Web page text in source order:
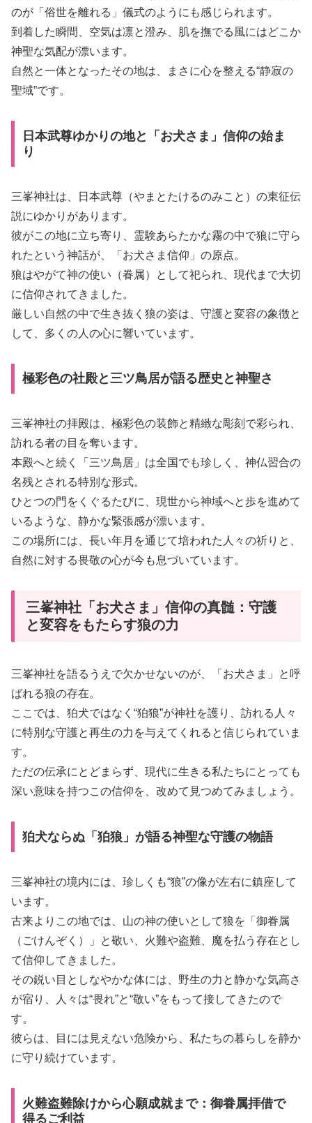
のが「俗世を離れる」儀式のようにも感じられます。
到着した瞬間、空気は凛と澄み、肌を撫でる風にはどこか
神聖な気配が漂います。
自然と一体となったその地は、まさに心を整える“静寂の
聖域”です。
日本武尊ゆかりの地と「お犬さま」信仰の始ま
り
三峯神社は、日本武尊（やまとたけるのみこと）の東征伝
説にゆかりがあります。
彼がこの地に立ち寄り、霊験あらたかな霧の中で狼に守ら
れたという神話が、「お犬さま信仰」の原点。
狼はやがて神の使い（眷属）として祀られ、現代まで大切
に信仰されてきました。
厳しい自然の中で生き抜く狼の姿は、守護と変容の象徴と
して、多くの人の心に響いています。
極彩色の社殿と三ツ鳥居が語る歴史と神聖さ
三峯神社の拝殿は、極彩色の装飾と精緻な彫刻で彩られ、
訪れる者の目を奪います。
本殿へと続く「三ツ鳥居」は全国でも珍しく、神仏習合の
名残とされる特別な形式。
ひとつの門をくぐるたびに、現世から神域へと歩を進めて
いるような、静かな緊張感が漂います。
この場所には、長い年月を通じて培われた人々の祈りと、
自然に対する畏敬の心が今も息づいています。
三峯神社「お犬さま」信仰の真髄：守護
と変容をもたらす狼の力
三峯神社を語るうえで欠かせないのが、「お犬さま」と呼
ばれる狼の存在。
ここでは、狛犬ではなく“狛狼”が神社を護り、訪れる人々
に特別な守護と再生の力を与えてくれると信じられていま
す。
ただの伝承にとどまらず、現代に生きる私たちにとっても
深い意味を持つこの信仰を、改めて見つめてみましょう。
狛犬ならぬ「狛狼」が語る神聖な守護の物語
三峯神社の境内には、珍しくも“狼”の像が左右に鎮座して
います。
古来よりこの地では、山の神の使いとして狼を「御眷属
（ごけんぞく）」と敬い、火難や盗難、魔を払う存在とし
て信仰してきました。
その鋭い目としなやかな体には、野生の力と静かな気高さ
が宿り、人々は“畏れ”と“敬い”をもって接してきたので
す。
彼らは、目には見えない危険から、私たちの暮らしを静か
に守り続けています。
火難盗難除けから心願成就まで：御眷属拝借で
得るご利益